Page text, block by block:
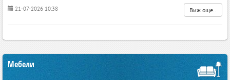
21-07-2026 10:38 Виж още..
Мебели